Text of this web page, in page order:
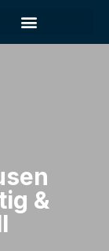
&